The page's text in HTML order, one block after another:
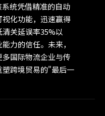
统凭借精准的自动
化功能，迅速赢得
关延误率35%以
力的信任。未来，
国际物流企业与传
跨境贸易的"最后一